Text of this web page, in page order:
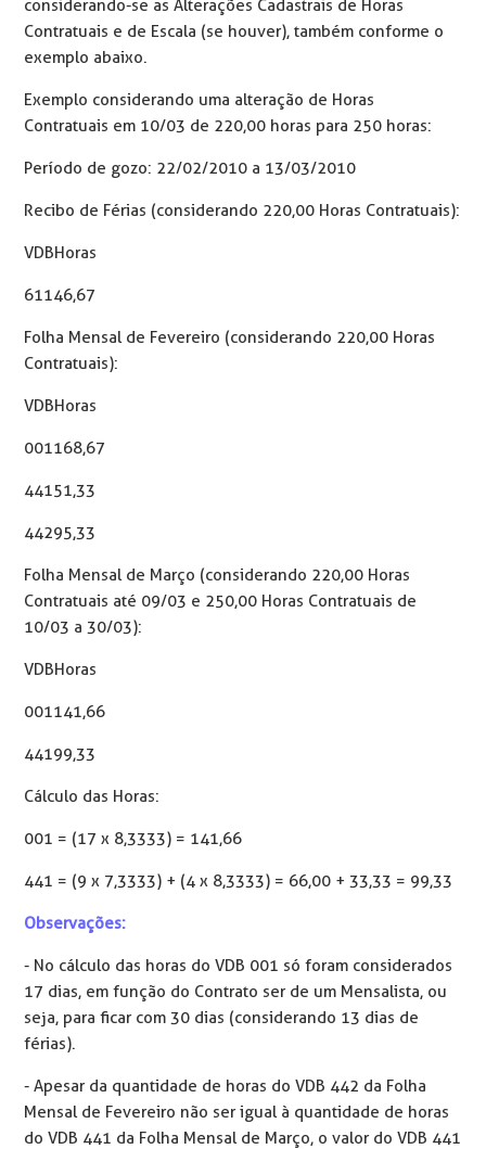
considerando-se as Alterações Cadastrais de Horas
Contratuais e de Escala (se houver), também conforme o
exemplo abaixo.
Exemplo considerando uma alteração de Horas
Contratuais em 10/03 de 220,00 horas para 250 horas:
Período de gozo: 22/02/2010 a 13/03/2010
Recibo de Férias (considerando 220,00 Horas Contratuais):
VDB Horas
61 146,67
Folha Mensal de Fevereiro (considerando 220,00 Horas
Contratuais):
VDB Horas
001 168,67
441 51,33
442 95,33
Folha Mensal de Março (considerando 220,00 Horas
Contratuais até 09/03 e 250,00 Horas Contratuais de
10/03 a 30/03):
VDB Horas
001 141,66
441 99,33
Cálculo das Horas:
001 = (17 x 8,3333) = 141,66
441 = (9 x 7,3333) + (4 x 8,3333) = 66,00 + 33,33 = 99,33
Observações:
- No cálculo das horas do VDB 001 só foram considerados
17 dias, em função do Contrato ser de um Mensalista, ou
seja, para ficar com 30 dias (considerando 13 dias de
férias).
- Apesar da quantidade de horas do VDB 442 da Folha
Mensal de Fevereiro não ser igual à quantidade de horas
do VDB 441 da Folha Mensal de Março, o valor do VDB 441